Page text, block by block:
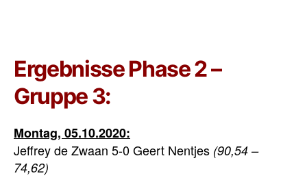
Ergebnisse Phase 2 –
Gruppe 3:
Montag, 05.10.2020:
Jeffrey de Zwaan 5-0 Geert Nentjes (90,54 –
74,62)